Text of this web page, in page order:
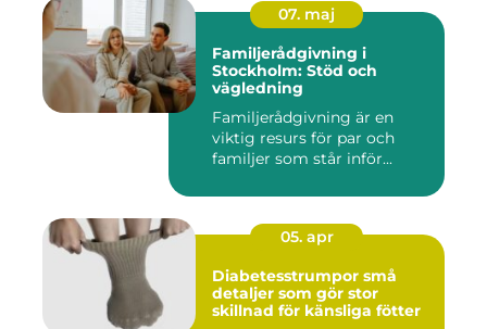
07. maj
Familjerådgivning i
Stockholm: Stöd och
vägledning
Familjerådgivning är en
viktig resurs för par och
familjer som står inför...
05. apr
Diabetesstrumpor små
detaljer som gör stor
skillnad för känsliga fötter